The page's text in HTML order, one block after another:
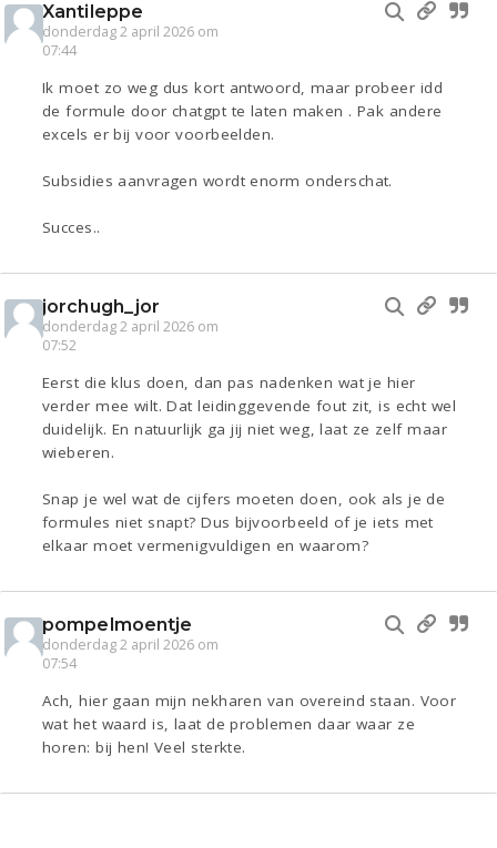
Xantileppe
donderdag 2 april 2026 om
07:44
Ik moet zo weg dus kort antwoord, maar probeer idd
de formule door chatgpt te laten maken . Pak andere
excels er bij voor voorbeelden.
Subsidies aanvragen wordt enorm onderschat.
Succes..
jorchugh_jor
donderdag 2 april 2026 om
07:52
Eerst die klus doen, dan pas nadenken wat je hier
verder mee wilt. Dat leidinggevende fout zit, is echt wel
duidelijk. En natuurlijk ga jij niet weg, laat ze zelf maar
wieberen.
Snap je wel wat de cijfers moeten doen, ook als je de
formules niet snapt? Dus bijvoorbeeld of je iets met
elkaar moet vermenigvuldigen en waarom?
pompelmoentje
donderdag 2 april 2026 om
07:54
Ach, hier gaan mijn nekharen van overeind staan. Voor
wat het waard is, laat de problemen daar waar ze
horen: bij hen! Veel sterkte.